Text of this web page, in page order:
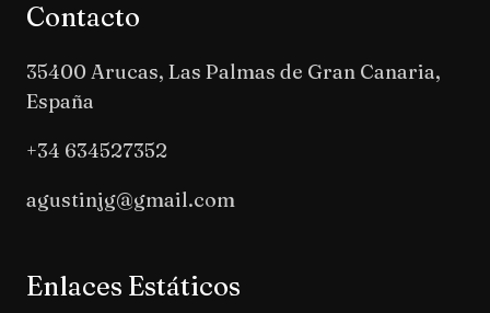
Contacto
35400 Arucas, Las Palmas de Gran Canaria,
España
+34 634527352
agustinjg@gmail.com
Enlaces Estáticos